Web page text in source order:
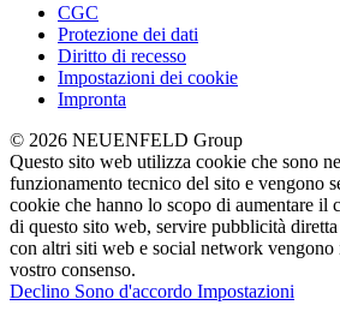
CGC
Protezione dei dati
Diritto di recesso
Impostazioni dei cookie
Impronta
© 2026 NEUENFELD Group
Questo sito web utilizza cookie che sono
funzionamento tecnico del sito e vengono
cookie che hanno lo scopo di aumentare il
di questo sito web, servire pubblicità
con altri siti web e social network vengono
vostro consenso.
Declino Sono d'accordo Impostazioni